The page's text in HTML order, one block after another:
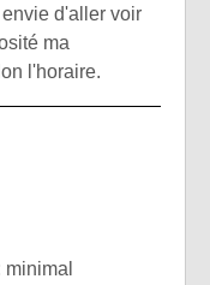
d'aller voir
ma
l'horaire.
minimal